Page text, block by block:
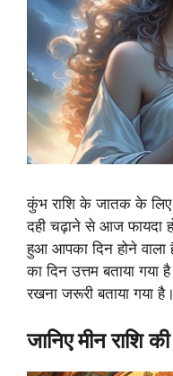
कुंभ राशि के जातक के लिए
दही चढ़ाने से आज फायदा
हुआ आपका दिन होने
का दिन उत्तम बताया
रखना जरूरी बताया गया है।
जानिए मीन राशि